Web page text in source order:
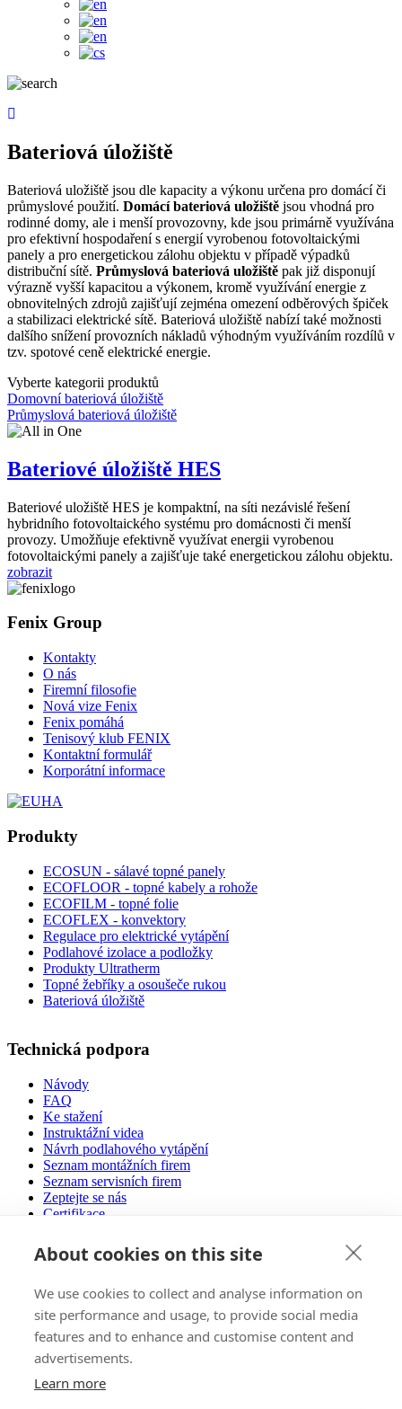
Bateriová úložiště
Bateriová uložiště jsou dle kapacity a výkonu určena pro domácí či
průmyslové použití. Domácí bateriová uložiště jsou vhodná pro
rodinné domy, ale i menší provozovny, kde jsou primárně využívána
pro efektivní hospodaření s energií vyrobenou fotovoltaickými
panely a pro energetickou zálohu objektu v případě výpadků
distribuční sítě. Průmyslová bateriová uložiště pak již disponují
výrazně vyšší kapacitou a výkonem, kromě využívání energie z
obnovitelných zdrojů zajišťují zejména omezení odběrových špiček
a stabilizaci elektrické sítě. Bateriová uložiště nabízí také možnosti
dalšího snížení provozních nákladů výhodným využíváním rozdílů v
tzv. spotové ceně elektrické energie.
Vyberte kategorii produktů
Domovní bateriová úložiště
Průmyslová bateriová úložiště
Bateriové úložiště HES
Bateriové uložiště HES je kompaktní, na síti nezávislé řešení
hybridního fotovoltaického systému pro domácnosti či menší
provozy. Umožňuje efektivně využívat energii vyrobenou
fotovoltaickými panely a zajišťuje také energetickou zálohu objektu.
zobrazit
Fenix Group
Kontakty
O nás
Firemní filosofie
Nová vize Fenix
Fenix pomáhá
Tenisový klub FENIX
Kontaktní formulář
Korporátní informace
Produkty
ECOSUN - sálavé topné panely
ECOFLOOR - topné kabely a rohože
ECOFILM - topné folie
ECOFLEX - konvektory
Regulace pro elektrické vytápění
Podlahové izolace a podložky
Produkty Ultratherm
Topné žebříky a osoušeče rukou
Bateriová úložiště
Technická podpora
Návody
FAQ
Ke stažení
Instruktážní videa
Návrh podlahového vytápění
Seznam montážních firem
Seznam servisních firem
Zeptejte se nás
Certifikace
Nízkoenergetické domy
Prodej
E-Shop
Autorizovaní partneři vám poradí
Zahraniční trhy
Reference
Pozvánka na výstavy
About cookies on this site
We use cookies to collect and analyse information on
site performance and usage, to provide social media
features and to enhance and customise content and
advertisements.
Learn more